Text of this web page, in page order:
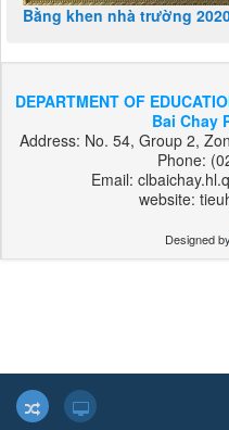
Bằng khen nhà trường
DEPARTMENT OF
Bai Chay
Address: No. 54, Group 2,
Phone:
Email:
website:
Designed
بت
بت
فوروارد
بت